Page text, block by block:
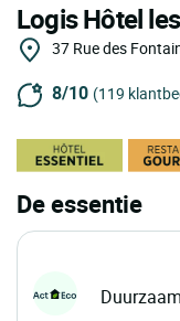
Logis Hôtel
37 Rue des
8/10 (119
De essentie